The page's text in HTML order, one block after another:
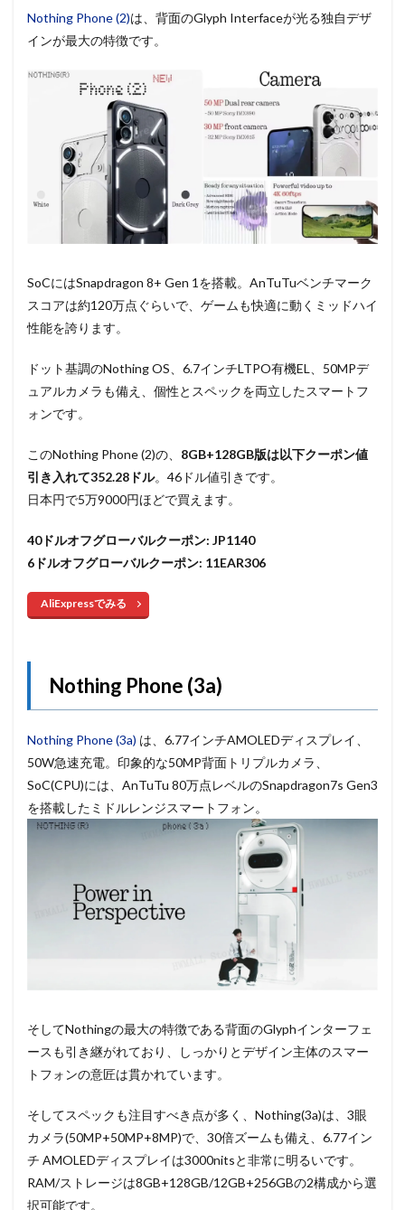
Nothing Phone (2)は、背面のGlyph Interfaceが光る独自デザ
インが最大の特徴です。
SoCにはSnapdragon 8+ Gen 1を搭載。AnTuTuベンチマーク
スコアは約120万点ぐらいで、ゲームも快適に動くミッドハイ
性能を誇ります。
ドット基調のNothing OS、6.7インチLTPO有機EL、50MPデ
ュアルカメラも備え、個性とスペックを両立したスマートフ
ォンです。
このNothing Phone (2)の、 8GB+128GB版は以下クーポン値
引き入れて352.28 ドル。46ドル値引きです。
日本円で5万9000円ほどで買えます。
40ドルオフグローバルクーポン: JP1140
6ドルオフグローバルクーポン: 11EAR306
AliExpressでみる
Nothing Phone (3a)
Nothing Phone (3a) は、6.77インチAMOLEDディスプレイ、
50W急速充電。印象的な50MP背面トリプルカメラ、
SoC(CPU)には、AnTuTu 80万点レベルのSnapdragon7s Gen3
を搭載したミドルレンジスマートフォン。
そしてNothingの最大の特徴である背面のGlyphインターフェ
ースも引き継がれており、しっかりとデザイン主体のスマー
トフォンの意匠は貫かれています。
そしてスペックも注目すべき点が多く、Nothing(3a)は、3眼
カメラ(50MP+50MP+8MP)で、30倍ズームも備え、6.77イン
チ AMOLEDディスプレイは3000nitsと非常に明るいです。
RAM/ストレージは8GB+128GB/12GB+256GBの2構成から選
択可能です。